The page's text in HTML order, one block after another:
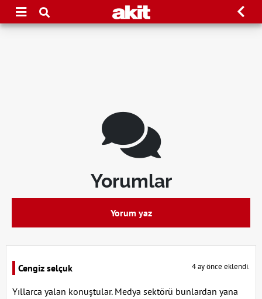
Yorumlar
Yorum yaz
Cengiz selçuk 4 ay önce eklendi.
Yıllarca yalan konuştular. Medya sektörü bunlardan yana